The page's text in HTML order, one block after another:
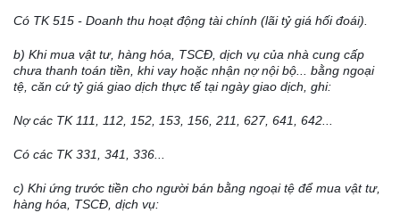
Có TK 515 - Doanh thu hoạt động tài chính (lãi tỷ giá hối đoái).
b) Khi mua vật tư, hàng hóa, TSCĐ, dịch vụ của nhà cung cấp
chưa thanh toán tiền, khi vay hoặc nhận nợ nội bộ... bằng ngoại
tệ, căn cứ tỷ giá giao dịch thực tế tại ngày giao dịch, ghi:
Nợ các TK 111, 112, 152, 153, 156, 211, 627, 641, 642...
Có các TK 331, 341, 336...
c) Khi ứng trước tiền cho người bán bằng ngoại tệ để mua vật tư,
hàng hóa, TSCĐ, dịch vụ: